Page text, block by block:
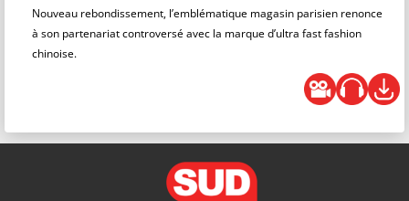
Nouveau rebondissement, l’emblématique magasin parisien renonce
à son partenariat controversé avec la marque d’ultra fast fashion
chinoise.